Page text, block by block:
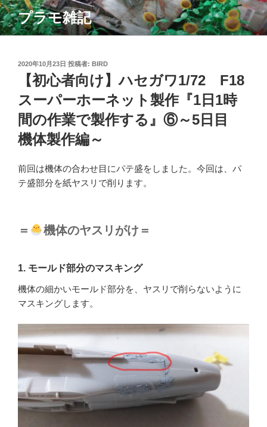
コ
ン
テ
プラモ雑記
投
2020年10月23日 投稿者: BIRD
【初心者向け】ハセガワ1/72 F18
スーパーホーネット製作『1日1時
間の作業で製作する』⑥～5日目
機体製作編～
前回は機体の合わせ目にパテ盛をしました。今回は、パ
テ盛部分を紙ヤスリで削ります。
＝ 機体のヤスリがけ＝
1. モールド部分のマスキング
機体の細かいモールド部分を、ヤスリで削らないように
マスキングします。